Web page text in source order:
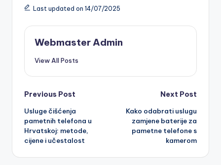
Last updated on 14/07/2025
Webmaster Admin
View All Posts
Post
navigation
Previous Post
Usluge čišćenja
pametnih telefona u
Hrvatskoj: metode,
cijene i učestalost
Next Post
Kako odabrati uslugu
zamjene baterije za
pametne telefone s
kamerom